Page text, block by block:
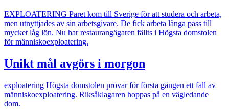
EXPLOATERING Paret kom till Sverige för att studera och arbeta,
men utnyttjades av sin arbetsgivare. De fick arbeta långa pass till
mycket låg lön. Nu har restaurangägaren fällts i Högsta domstolen
för människoexploatering.
Unikt mål avgörs i morgon
exploatering Högsta domstolen prövar för första gången ett fall av
människoexploatering. Riksåklagaren hoppas på en vägledande
dom.